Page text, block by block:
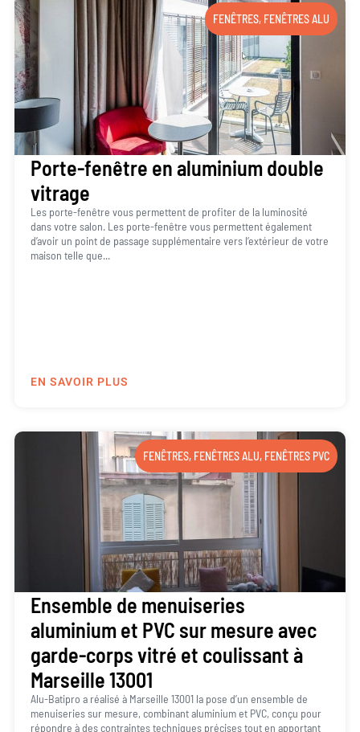
FENÊTRES, FENÊTRES ALU
Porte-fenêtre en aluminium double
vitrage
Les porte-fenêtre vous permettent de profiter de la luminosité
dans votre salon. Les porte-fenêtre vous permettent également
d’avoir un point de passage supplémentaire vers l’extérieur de votre
maison telle que...
EN SAVOIR PLUS
FENÊTRES, FENÊTRES ALU, FENÊTRES PVC
Ensemble de menuiseries
aluminium et PVC sur mesure avec
garde-corps vitré et coulissant à
Marseille 13001
Alu-Batipro a réalisé à Marseille 13001 la pose d’un ensemble de
menuiseries sur mesure, combinant aluminium et PVC, conçu pour
répondre à des contraintes techniques précises tout en apportant